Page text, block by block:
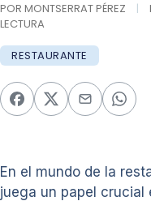
POR MONTSERRAT PÉREZ |
LECTURA
RESTAURANTE
En el mundo de la
juega un papel crucial